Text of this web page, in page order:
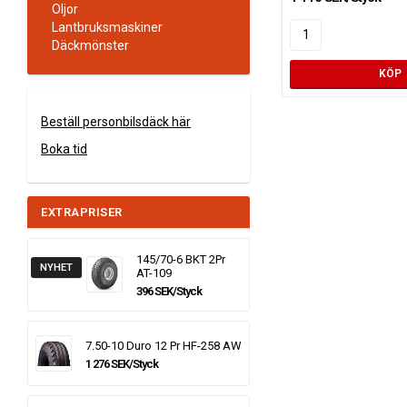
Oljor
Lantbruksmaskiner
Däckmönster
Beställ personbilsdäck här
Boka tid
EXTRAPRISER
NYHET
145/70-6 BKT 2Pr
AT-109
396 SEK/Styck
7.50-10 Duro 12 Pr HF-258 AW
1 276 SEK/Styck
KÖP